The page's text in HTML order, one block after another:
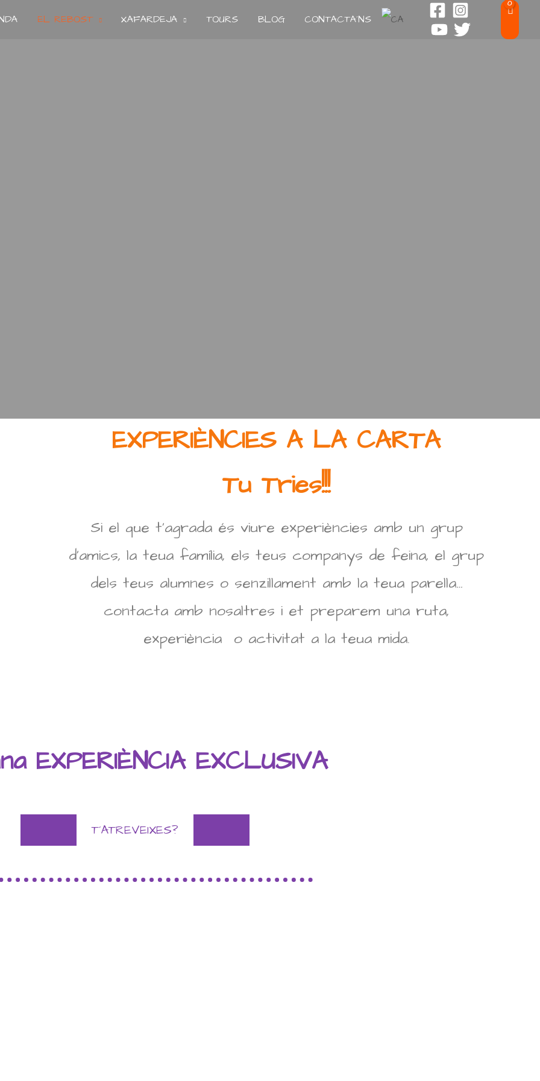
EL REBOST XAFARDEJA TOURS BLOG CONTACTA´NS
EXPERIÈNCIES A LA CARTA
Tu Tries!!!
Si el que t’agrada és viure experiències amb un grup
d’amics, la teua família, els teus companys de feina, el grup
dels teus alumnes o senzillament amb la teua parella…
contacta amb nosaltres i et preparem una ruta,
experiència o activitat a la teua mida.
EXPERIÈNCIA EXCLUSIVA
T´ATREVEIXES?